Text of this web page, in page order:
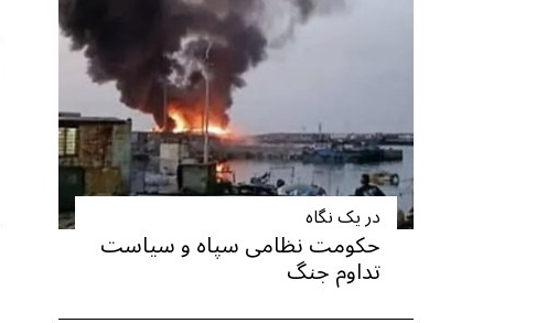
در یک نگاه
حکومت نظامی سپاه و سیاست
تداوم جنگ